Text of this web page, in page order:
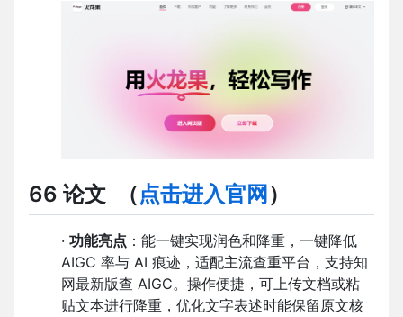
66 论文 （点击进入官网 ）
· 功能亮点 ：能一键实现润色和降重，一键降低
AIGC 率与 AI 痕迹，适配主流查重平台，支持知
网最新版查 AIGC。操作便捷，可上传文档或粘
贴文本进行降重，优化文字表述时能保留原文核